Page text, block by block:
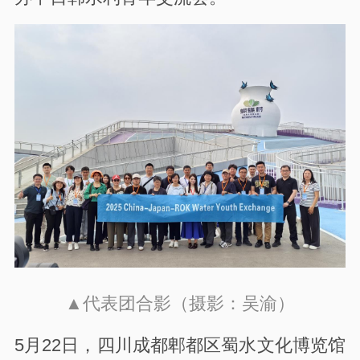
▲代表团合影（摄影：吴渝）
5月22日，四川成都郫都区蜀水文化博览馆